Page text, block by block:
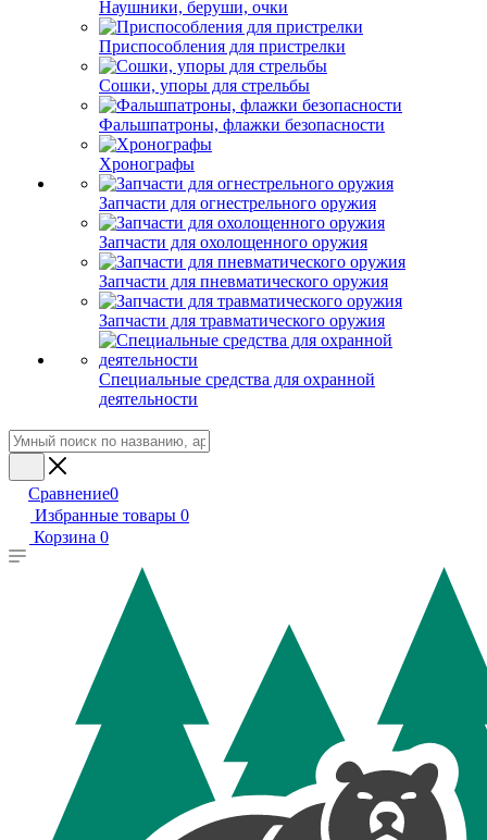
Наушники, беруши, очки
Приспособления для пристрелки
Сошки, упоры для стрельбы
Фальшпатроны, флажки безопасности
Хронографы
Запчасти для огнестрельного оружия
Запчасти для охолощенного оружия
Запчасти для пневматического оружия
Запчасти для травматического оружия
Специальные средства для охранной
деятельности
Сравнение0
Избранные товары 0
Корзина 0